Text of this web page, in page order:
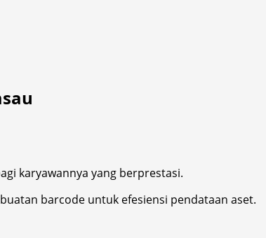
karyawannya yang berprestasi.
barcode untuk efesiensi pendataan aset.